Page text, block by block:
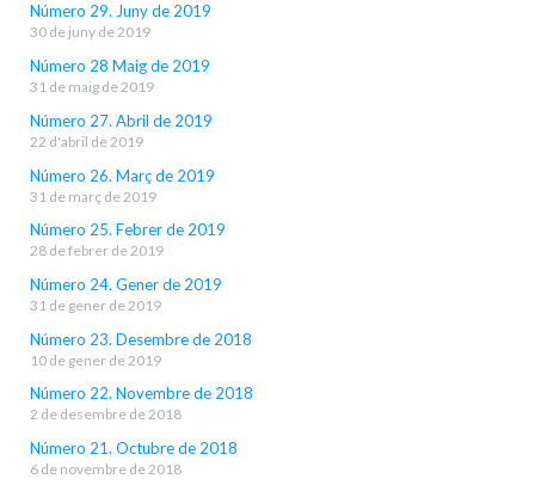
Número 29. Juny de 2019
30 de juny de 2019
Número 28 Maig de 2019
31 de maig de 2019
Número 27. Abril de 2019
22 d'abril de 2019
Número 26. Març de 2019
31 de març de 2019
Número 25. Febrer de 2019
28 de febrer de 2019
Número 24. Gener de 2019
31 de gener de 2019
Número 23. Desembre de 2018
10 de gener de 2019
Número 22. Novembre de 2018
2 de desembre de 2018
Número 21. Octubre de 2018
6 de novembre de 2018